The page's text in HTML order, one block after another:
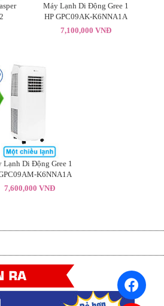
Máy Lạnh Di Động Gree 1
HP GPC09AK-K6NNA1A
7,100,000 VNĐ
Lạnh Di Động Gree 1
K6NNA1A
7,600,000 VNĐ